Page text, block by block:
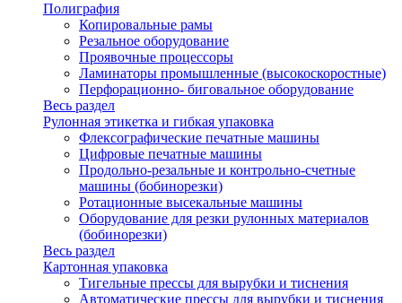
Полиграфия
Копировальные рамы
Резальное оборудование
Проявочные процессоры
Ламинаторы промышленные (высокоскоростные)
Перфорационно- биговальное оборудование
Весь раздел
Рулонная этикетка и гибкая упаковка
Флексографические печатные машины
Цифровые печатные машины
Продольно-резальные и контрольно-счетные
машины (бобинорезки)
Ротационные высекальные машины
Оборудование для резки рулонных материалов
(бобинорезки)
Весь раздел
Картонная упаковка
Тигельные прессы для вырубки и тиснения
Автоматические прессы для вырубки и тиснения